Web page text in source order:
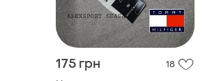
175 грн 18